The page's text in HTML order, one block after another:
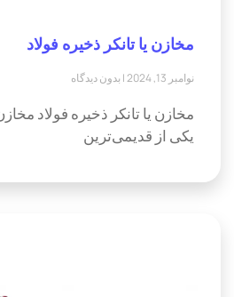
مخازن یا تانکر ذخیره فولاد
نوامبر 13, 2024 بدون دیدگاه
مخازن یا تانکر ذخیره فولاد
یکی از قدیمی‌ترین